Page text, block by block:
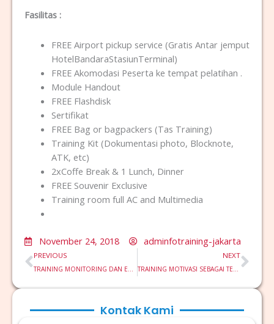
Fasilitas :
FREE Airport pickup service (Gratis Antar jemput
HotelBandaraStasiunTerminal)
FREE Akomodasi Peserta ke tempat pelatihan .
Module Handout
FREE Flashdisk
Sertifikat
FREE Bag or bagpackers (Tas Training)
Training Kit (Dokumentasi photo, Blocknote,
ATK, etc)
2xCoffe Break & 1 Lunch, Dinner
FREE Souvenir Exclusive
Training room full AC and Multimedia
November 24, 2018 adminfotraining-jakarta
Prev
PREVIOUS
TRAINING MONITORING DAN EVALUASI M & E ATAU MONEV
NEXT
TRAINING MOTIVASI SEBAGAI TEKNIK MENINGKATKAN KEPUASAN KERJA KARYAWAN
Kontak Kami